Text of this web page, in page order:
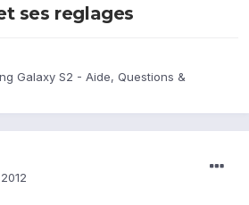
ses reglages
Galaxy S2 - Aide, Questions &